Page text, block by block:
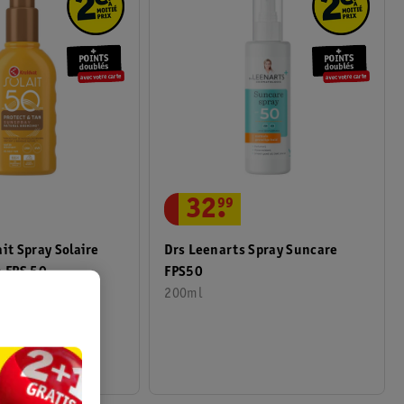
Spray Solaire
FPS 50
Drs Leenarts Spray Suncare
FPS50
200ml
32.
99